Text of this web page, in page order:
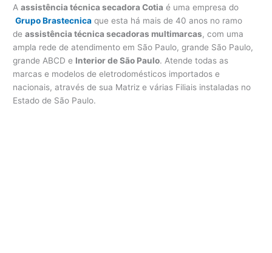
Aassistência técnica secadora Cotia é uma empresa do
Grupo Brastecnica que esta há mais de 40 anos no ramo
deassistência técnica secadoras multimarcas, com uma
ampla rede de atendimento em São Paulo, grande São Paulo,
grande ABCD e Interior de São Paulo. Atende todas as
marcas e modelos de eletrodomésticos importados e
nacionais, através de sua Matriz e várias Filiais instaladas no
Estado de São Paulo.